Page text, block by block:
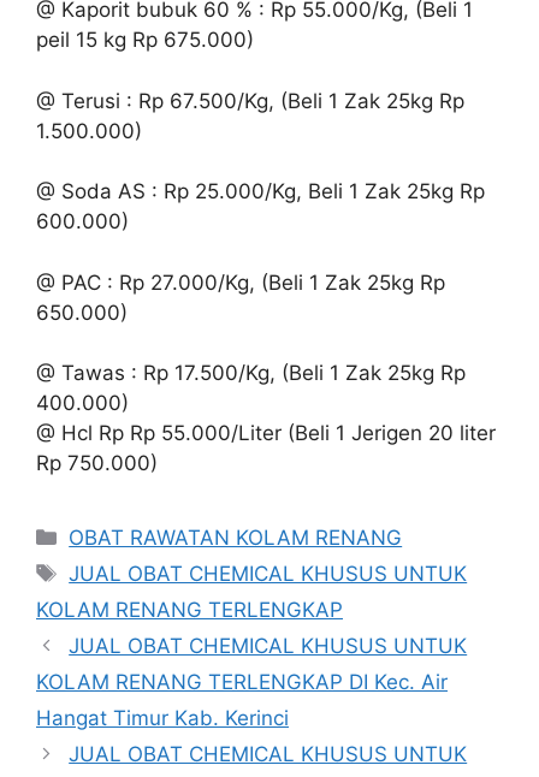
@ Kaporit bubuk 60 % : Rp 55.000/Kg, (Beli 1
peil 15 kg Rp 675.000)
@ Terusi : Rp 67.500/Kg, (Beli 1 Zak 25kg Rp
1.500.000)
@ Soda AS : Rp 25.000/Kg, Beli 1 Zak 25kg Rp
600.000)
@ PAC : Rp 27.000/Kg, (Beli 1 Zak 25kg Rp
650.000)
@ Tawas : Rp 17.500/Kg, (Beli 1 Zak 25kg Rp
400.000)
@ Hcl Rp Rp 55.000/Liter (Beli 1 Jerigen 20 liter
Rp 750.000)
Kategori
OBAT RAWATAN KOLAM RENANG
Tag
JUAL OBAT CHEMICAL KHUSUS UNTUK
KOLAM RENANG TERLENGKAP
JUAL OBAT CHEMICAL KHUSUS UNTUK
KOLAM RENANG TERLENGKAP DI Kec. Air
Hangat Timur Kab. Kerinci
JUAL OBAT CHEMICAL KHUSUS UNTUK